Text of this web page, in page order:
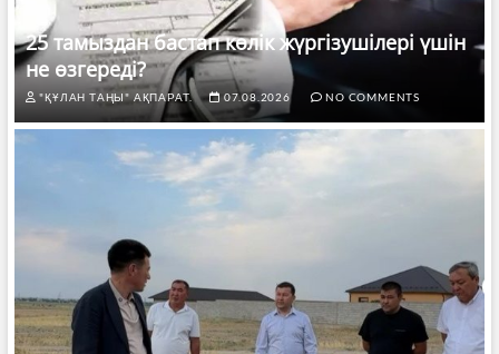
25 тамыздан бастап көлік жүргізушілері үшін
не өзгереді?
"ҚҰЛАН ТАҢЫ" АҚПАРАТ. 07.08.2026 NO COMMENTS